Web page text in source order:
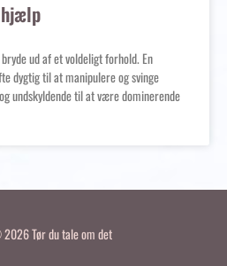
ud af et voldeligt forhold. En
dygtig til at manipulere og svinge
undskyldende til at være dominerende
Tør du tale om det